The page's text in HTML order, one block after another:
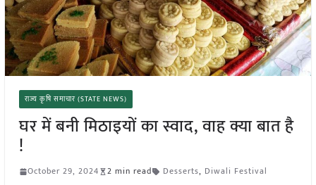
राज्य कृषि समाचार (STATE NEWS)
घर में बनी मिठाइयों का स्वाद, वाह क्या बात है
!
October 29, 2024 2 min read Desserts, Diwali Festival